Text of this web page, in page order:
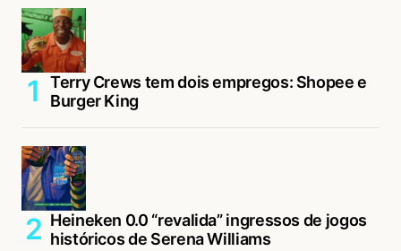
Terry Crews tem dois empregos: Shopee e
Burger King
Heineken 0.0 “revalida” ingressos de jogos
históricos de Serena Williams